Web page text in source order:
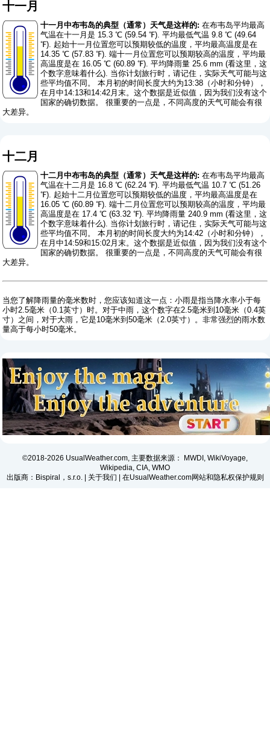
十一月
十一月中布韦岛的典型（通常）天气是这样的: 在布韦岛平均最高
气温在十一月是 15.3 ℃ (59.54 ℉). 平均最低气温 9.8 ℃ (49.64
℉). 起始十一月位置您可以预期较低的温度，平均最高温度是在
14.35 ℃ (57.83 ℉). 端十一月位置您可以预期较高的温度，平均最
高温度是在 16.05 ℃ (60.89 ℉). 平均降雨量 25.6 mm (看这里，这
个数字意味着什么). 当你计划旅行时，请记住，实际天气可能与这
些平均值不同。 本月初的时间长度大约为13:38（小时和分钟），
在月中14:13和14:42月末。这个数据是近似值，因为我们没有这个
国家的确切数据。 很重要的一点是，不同高度的天气可能会有很
大差异。
十二月
十二月中布韦岛的典型（通常）天气是这样的: 在布韦岛平均最高
气温在十二月是 16.8 ℃ (62.24 ℉). 平均最低气温 10.7 ℃ (51.26
℉). 起始十二月位置您可以预期较低的温度，平均最高温度是在
16.05 ℃ (60.89 ℉). 端十二月位置您可以预期较高的温度，平均最
高温度是在 17.4 ℃ (63.32 ℉). 平均降雨量 240.9 mm (看这里，这
个数字意味着什么). 当你计划旅行时，请记住，实际天气可能与这
些平均值不同。 本月初的时间长度大约为14:42（小时和分钟），
在月中14:59和15:02月末。这个数据是近似值，因为我们没有这个
国家的确切数据。 很重要的一点是，不同高度的天气可能会有很
大差异。
当您了解降雨量的毫米数时，您应该知道这一点：小雨是指当降水率小于每
小时2.5毫米（0.1英寸）时。对于中雨，这个数字在2.5毫米到10毫米（0.4英
寸）之间，对于大雨，它是10毫米到50毫米（2.0英寸）。非常强烈的雨水数
量高于每小时50毫米。
©2018-2026 UsualWeather.com, 主要数据来源： MWDI, WikiVoyage,
Wikipedia, CIA, WMO
出版商：Bispiral，s.r.o. | 关于我们 | 在UsualWeather.com网站和隐私权保护规则